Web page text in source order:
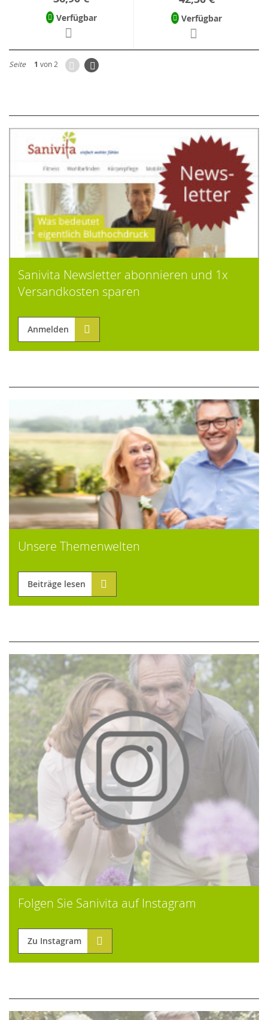
Verfügbar Verfügbar
Seite 1 von 2 ZurückSeite
Weiter
Sanivita Newsletter abonnieren und 1x
Versandkosten sparen
Anmelden
Unsere Themenwelten
Beiträge lesen
Folgen Sie Sanivita auf Instagram
Zu Instagram